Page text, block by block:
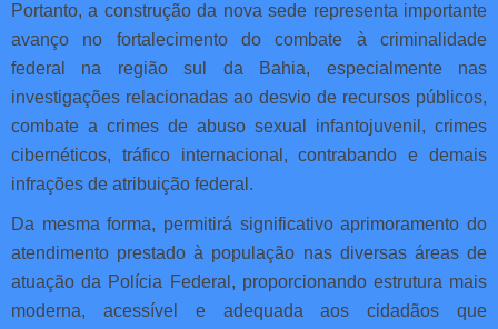
Portanto, a construção da nova sede representa importante
avanço no fortalecimento do combate à criminalidade
federal na região sul da Bahia, especialmente nas
investigações relacionadas ao desvio de recursos públicos,
combate a crimes de abuso sexual infantojuvenil, crimes
cibernéticos, tráfico internacional, contrabando e demais
infrações de atribuição federal.
Da mesma forma, permitirá significativo aprimoramento do
atendimento prestado à população nas diversas áreas de
atuação da Polícia Federal, proporcionando estrutura mais
moderna, acessível e adequada aos cidadãos que